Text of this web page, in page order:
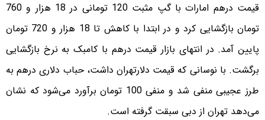
قیمت درهم امارات با گپ مثبت 120 تومانی در 18 هزار و 760
تومان بازگشایی کرد و در ابتدا با کاهش تا 18 هزار و 720 تومان
پایین آمد. در انتهای بازار قیمت درهم با کامبک به نرخ بازگشایی
برگشت. با نوسانی که قیمت دلارتهران داشت، حباب دلاری درهم به
طرز عجیبی منفی شد و منفی 100 تومان برآورد می‌شود که نشان
می‌دهد تهران از دبی سبقت گرفته است.